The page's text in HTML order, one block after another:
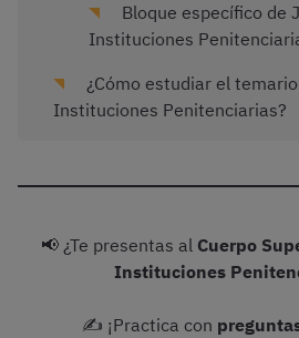
Bloque específico de
Instituciones
¿Cómo estudiar el
Instituciones Penitenciarias?
📢 ¿Te presentas al Cuerpo
Instituciones
✍️ ¡Practica con